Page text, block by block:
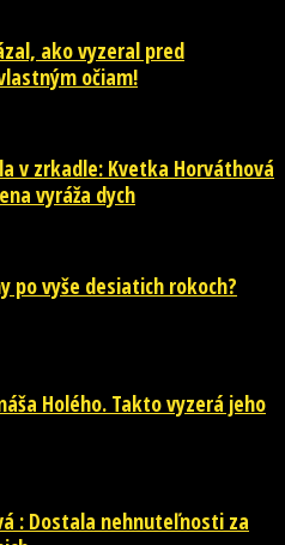
ako vyzeral pred
očiam!
v zrkadle: Kvetka Horváthová
vyráža dych
po vyše desiatich rokoch?
Holého. Takto vyzerá jeho
: Dostala nehnuteľnosti za